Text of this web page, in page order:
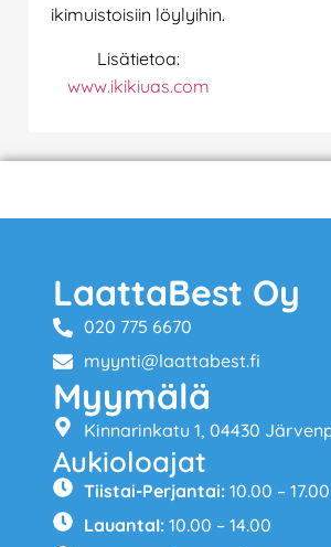
ikimuistoisiin löylyihin.
Lisätietoa:
www.ikikiuas.com
LaattaBest Oy
020 775 6670
myynti@laattabest.fi
Myymälä
Kinnarinkatu 1, 04430
Aukioloajat
Tiistai-Perjantai:10.00 – 17.00
LauantaI:10.00 – 14.00